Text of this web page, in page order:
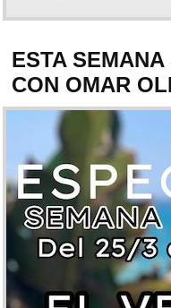
ESTA
CON OMAR